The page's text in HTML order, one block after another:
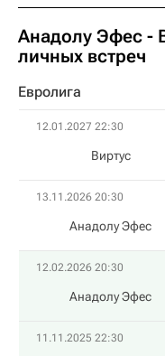
Анадолу Эфес -
личных встреч
Евролига
12.01.2027 22:30
Виртус
13.11.2026 20:30
Анадолу Эфес
12.02.2026 20:30
Анадолу Эфес
11.11.2025 22:30